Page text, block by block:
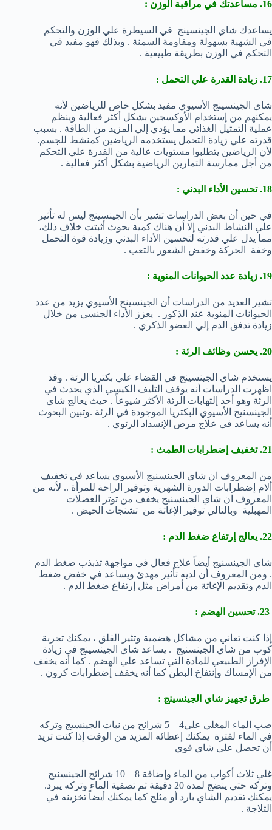
16. مساعدتك في مراقبة الوزن :
يساعدك شاي الجينسينج في السيطرة علي الوزن والتحكم
في الشهية بسهولة ومقاومة السمنة . وبذلك فهو مفيد في
التحكم في الوزن بطريقة طبيعية .
17. زيادة القدرة علي التحمل :
شاي الجينسينج الأسيوي مفيد بشكل خاص للرياضين لأنه
يمكنهم من إستخدام الأوكسجين بشكل أكثر فعالية وينظم
عملية التمثيل الغذائي مما يؤدي إلي المزيد من الطاقة . بسبب
قدرته علي زيادة التحمل يستخدمه الرياضين كمنشط للجسم.
لأن الرياضين يتطلبوا مستويات عالية من القدرة علي التحكم
من أجل ممارسة التمارين الرياضية بشكل أكثر فعالية .
18. تحسين الأداء البدني :
في حين أن بعض الدراسات تشير بأن الجينسينج ليس له تأثير
علي النشاط البدني إلا أن هناك كمية بحوث أثبتت خلاف ذلك،
مما يدل علي قدرته لتحسين الأداء البدني وزيادة قوة التحمل
وخفة الحركة وخفض الشعور بالتعب .
19. زيادة عدد الحيوانات المنوية :
تشير العديد من الدراسات أن الجينسينج الأسيوي يزيد من عدد
الحيوانات المنوية عند الذكور . يعزز الأداء الجنسي من خلال
زيادة تدفق الدم إلي العضو الذكري .
20. يحسن وظائف الرئة :
يستخدم شاي الجينسينج في القضاء علي بكتريا الرئة . وقد
اظهرت الدراسات أنه يوقف التليف الكيسي الذي يحدث في
الرئة وهو أحد إلتهابات الرئة الأكثر شيوعاً . حيث يعالج شاي
الجينسنيج الأسيوي البكتريا الموجودة في الرئة .وتبين البحوث
أنه يساعد في علاج مرض الإنسداد الرئوي .
21. تخفيف إضطرابات الطمث :
من المعروف ان شاي الجينسنيج الأسيوي يساعد في تخفيف
ألام إضطرابات الدورة الشهرية وتوفير الراحة للمرأة .. لأنه من
المعروف ان شاي الجينسنيج يخفف من توتر العضلات
المهبلية وبالتالي توفير الإغاثة من تشنجات الحيض .
22. يعالج إرتفاع ضغط الدم :
شاي الجينسنيج أيضاً علاج فعال في مواجهة تذبذب ضغط الدم
. ومن المعروف أن لديه تأثير مهدئ ويساعد في خفض ضغط
الدم وتقديم الإغاثة من أمراض مثل إرتفاع ضغط الدم .
إذا كنت تعاني من مشاكل هضمية وتثير القلق ، يمكنك تجربة
كوب من شاي الجينسنيج . يساعد شاي الجينسينج في زيادة
الإفراز الطبيعي للمادة التي تساعد علي الهضم . كما أنه يخفف
من الإمساك وإنتفاخ البطن كما أنه يخفف إضطرابات كرون .
طرق تجهيز شاي الجينسينج :
صب الماء المغلي علي4 – 5 شرائح من نبات الجينسيج وتركه
في الماء لفترة يمكنك إعطائه المزيد من الوقت إذا كنت تريد
أن تحصل علي شاي قوي
غلي ثلاث أكواب من الماء وإضافة 8 – 10 شرائج الجينسنيج
وتركه حتي ينضج لمدة 20 دقيقة ثم تصفية الماء وتركه يبرد.
يمكنك تقديم الشاي بارد أو مثلج كما يمكنك أيضاً تخزينه في
الثلاجة .